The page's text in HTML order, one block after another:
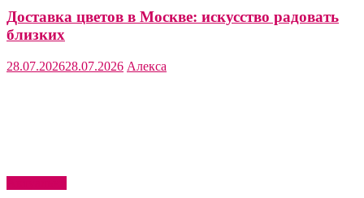
Доставка цветов в Москве: искусство радовать
близких
28.07.202628.07.2026 Алекса